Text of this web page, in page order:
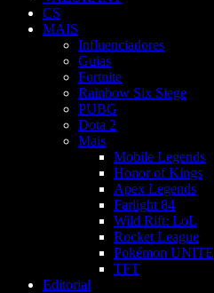
CS
MAIS
Influenciadores
Guias
Fortnite
Rainbow Six Siege
PUBG
Dota 2
Mais
Mobile Legends
Honor of Kings
Apex Legends
Farlight 84
Wild Rift: LoL
Rocket League
Pokémon UNITE
TFT
Editorial